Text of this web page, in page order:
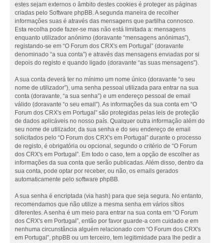
estes sejam externos o âmbito destes cookies é proteger as páginas
criadas pelo Software phpBB. A segunda maneira de recolher
informações suas é através das mensagens que partilha connosco.
Esta recolha pode fazer-se mas não está limitada a: mensagens
enquanto utilizador anónimo (doravante “mensagens anónimas”),
registando-se em “O Forum dos CRX's em Portugal” (doravante
denominado “a sua conta”) e através das mensagens enviadas por si
depois do registo e quando ligado (doravante “as suas mensagens”).
A sua conta deverá ter no mínimo um nome único (doravante “o seu
nome de utilizador”), uma senha pessoal utilizada para entrar na sua
conta (doravante, “a sua senha”) e um endereço pessoal de email
válido (doravante “o seu email”). As informações da sua conta em “O
Forum dos CRX's em Portugal” são protegidas pelas leis de proteção
de dados aplicáveis no nosso país. Qualquer outra informação além do
seu nome de utilizador, da sua senha e do seu endereço de email
solicitados pelo “O Forum dos CRX's em Portugal” durante o processo
de registo, é obrigatória ou opcional, segundo o critério de “O Forum
dos CRX's em Portugal”. Em todo o caso, tem a opção de escolher as
informações da sua conta que serão publicadas. Além disso, dentro da
sua conta, pode optar por receber, ou não, os emails gerados
automaticamente pelo software phpBB.
A sua senha é encriptada (via hash) para que seja segura. No entanto,
recomendamos que não utilize a mesma senha em vários sítios
diferentes. A senha é um meio para entrar na sua conta em “O Forum
dos CRX's em Portugal”, então por favor guarde-a com cuidado e em
nenhuma circunstância alguém relacionado com “O Forum dos CRX's
em Portugal”, phpBB ou um terceiro, tem legitimidade para lhe pedir a